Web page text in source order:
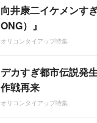
向井康二イケメンす
ONG）』
オリコンタイアップ特集
デカすぎ都市伝説発
作戦再来
オリコンタイアップ特集